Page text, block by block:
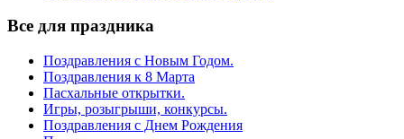
Все для праздника
Поздравления с Новым Годом.
Поздравления к 8 Марта
Пасхальные открытки.
Игры, розыгрыши, конкурсы.
Поздравления с Днем Рождения